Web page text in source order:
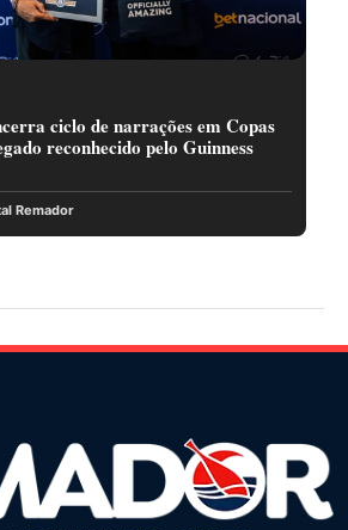
ciclo de narrações em Copas
reconhecido pelo Guinness
Remador